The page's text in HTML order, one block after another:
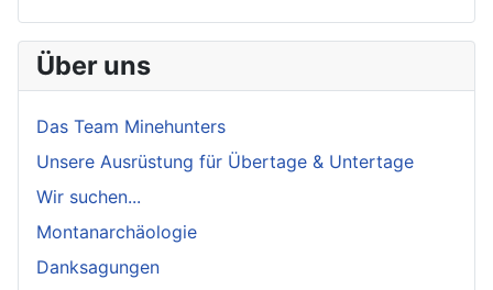
Über uns
Das Team Minehunters
Unsere Ausrüstung für Übertage & Untertage
Wir suchen...
Montanarchäologie
Danksagungen